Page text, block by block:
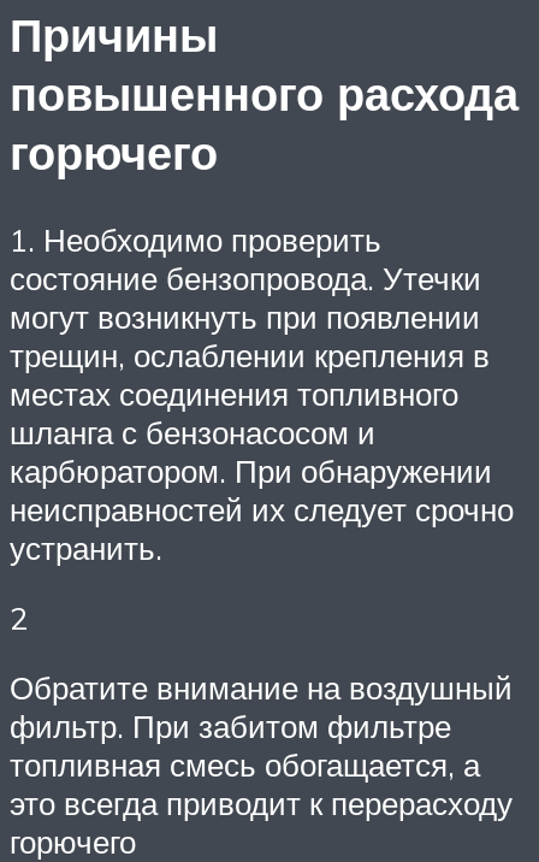
Причины
повышенного расхода
горючего
1. Необходимо проверить
состояние бензопровода. Утечки
могут возникнуть при появлении
трещин, ослаблении крепления в
местах соединения топливного
шланга с бензонасосом и
карбюратором. При обнаружении
неисправностей их следует срочно
устранить.
2
Обратите внимание на воздушный
фильтр. При забитом фильтре
топливная смесь обогащается, а
это всегда приводит к перерасходу
горючего